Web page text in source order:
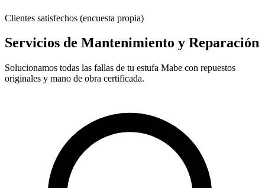
Clientes satisfechos (encuesta propia)
Servicios de Mantenimiento y Reparación
Solucionamos todas las fallas de tu estufa Mabe con repuestos
originales y mano de obra certificada.